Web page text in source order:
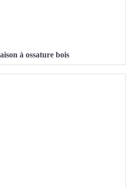
à ossature bois